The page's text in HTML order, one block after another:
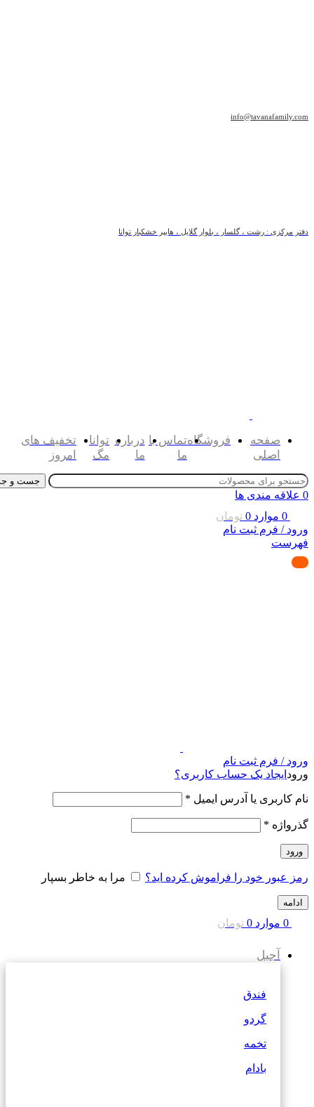
info@tavanafamily.com
دفتر مرکزی : رشت ، گلسار ، بلوار گلایل ، هایپر خشکبار توانا
صفحه
اصلی
فروشگاهتماس با
ما
درباره
ما
توانا
مگ
تخفیف های
امروز
جست و
0 علاقه مندی ها
0 موارد 0 تومان
ورود / فرم ثبت نام
فهرست
ورود / فرم ثبت نام
ورود ایجاد یک حساب کاربری؟
نام کاربری یا آدرس ایمیل *
گذرواژه *
ورود
رمز عبور خود را فراموش کرده اید؟ مرا به خاطر بسپار
ادامه
0 موارد 0 تومان
آجیل
فندق
گردو
تخمه
بادام